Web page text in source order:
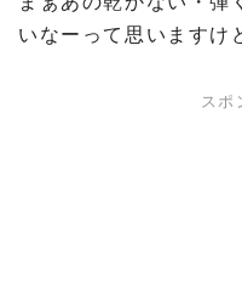
いなーって思いますけ
スポ